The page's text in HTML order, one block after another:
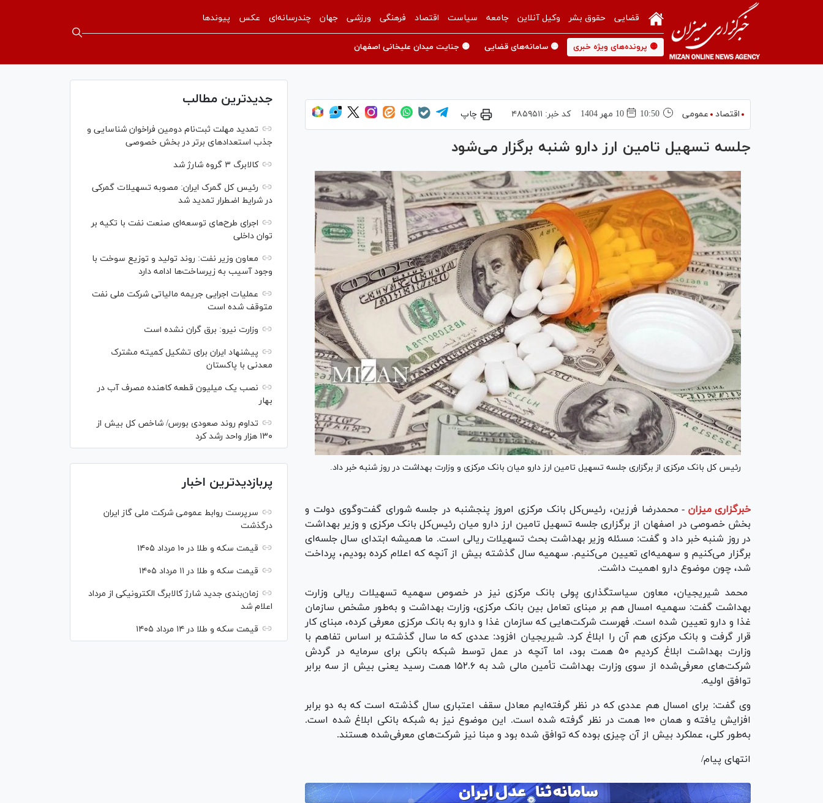
قضایی حقوق بشر وکیل آنلاین جامعه سیاست اقتصاد فرهنگی ورزشی جهان چندرسانه‌ای عکس پیوندها
🟡 پرونده‌های ویژه خبری 🟡 سامانه‌های قضایی 🟡 جنایت میدان علیخانی اصفهان
اقتصاد عمومی 10:50 10 مهر 1404 کد خبر: ۴۸۵۹۵۱۱ چاپ
جلسه تسهیل تامین ارز دارو شنبه برگزار می‌شود
رئیس کل بانک مرکزی از برگزاری جلسه تسهیل تامین ارز دارو میان بانک مرکزی و وزارت بهداشت در روز شنبه خبر داد.
خبرگزاری میزان - محمدرضا فرزین، رئیس‌کل بانک مرکزی امروز پنجشنبه در جلسه شورای گفت‌وگوی دولت و
بخش خصوصی در اصفهان از برگزاری جلسه تسهیل تامین ارز دارو میان رئیس‌کل بانک مرکزی و وزیر بهداشت
در روز شنبه خبر داد و گفت: مسئله وزیر بهداشت بحث تسهیلات ریالی است. ما همیشه ابتدای سال جلسه‌ای
برگزار می‌کنیم و سهمیه‌ای تعیین می‌کنیم. سهمیه سال گذشته بیش از آنچه که اعلام کرده بودیم، پرداخت
شد، چون موضوع دارو اهمیت داشت.
محمد شیریجیان، معاون سیاستگذاری پولی بانک مرکزی نیز در خصوص سهمیه تسهیلات ریالی وزارت
بهداشت گفت: سهمیه امسال هم بر مبنای تعامل بین بانک مرکزی، وزارت بهداشت و به‌طور مشخص سازمان
غذا و دارو تعیین شده است. فهرست شرکت‌هایی که سازمان غذا و دارو به بانک مرکزی معرفی کرده، مبنای کار
قرار گرفت و بانک مرکزی هم آن را ابلاغ کرد. شیریجیان افزود: عددی که ما سال گذشته بر اساس تفاهم با
وزارت بهداشت ابلاغ کردیم ۵۰ همت بود، اما آنچه در عمل توسط شبکه بانکی برای سرمایه در گردش
شرکت‌های معرفی‌شده از سوی وزارت بهداشت تأمین مالی شد به ۱۵۲.۶ همت رسید یعنی بیش از سه برابر
توافق اولیه.
وی گفت: برای امسال هم عددی که در نظر گرفته‌ایم معادل سقف اعتباری سال گذشته است که به دو برابر
افزایش یافته و همان ۱۰۰ همت در نظر گرفته شده است. این موضوع نیز به شبکه بانکی ابلاغ شده است.
به‌طور کلی، عملکرد بیش از آن چیزی بوده که توافق شده بود و مبنا نیز شرکت‌های معرفی‌شده هستند.
انتهای پیام/
جدیدترین مطالب
تمدید مهلت ثبت‌نام دومین فراخوان شناسایی و
جذب استعداد‌های برتر در بخش خصوصی
کالابرگ ۳ گروه شارژ شد
رئیس کل گمرک ایران: مصوبه تسهیلات گمرکی
در شرایط اضطرار تمدید شد
اجرای طرح‌های توسعه‌ای صنعت نفت با تکیه بر
توان داخلی
معاون وزیر نفت: روند تولید و توزیع سوخت با
وجود آسیب به زیرساخت‌ها ادامه دارد
عملیات اجرایی جریمه مالیاتی شرکت ملی نفت
متوقف شده است
وزارت نیرو: برق گران نشده است
پیشنهاد ایران برای تشکیل کمیته مشترک
معدنی با پاکستان
نصب یک میلیون قطعه کاهنده مصرف آب در
بهار
تداوم روند صعودی بورس/ شاخص کل بیش از
۱۳۰ هزار واحد رشد کرد
پربازدیدترین اخبار
سرپرست روابط عمومی شرکت ملی گاز ایران
درگذشت
قیمت سکه و طلا در ۱۰ مرداد ۱۴۰۵
قیمت سکه و طلا در ۱۱ مرداد ۱۴۰۵
زمان‌بندی جدید شارژ کالابرگ الکترونیکی از مرداد
اعلام شد
قیمت سکه و طلا در ۱۴ مرداد ۱۴۰۵